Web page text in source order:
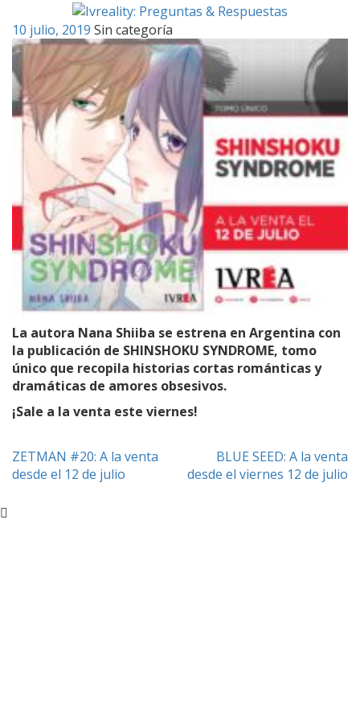
content
10 julio, 2019 Sin categoría
La autora Nana Shiiba se estrena en Argentina con
la publicación de SHINSHOKU SYNDROME, tomo
único que recopila historias cortas románticas y
dramáticas de amores obsesivos.
¡Sale a la venta este viernes!
Navegación
de
ZETMAN #20: A la venta
desde el 12 de julio
BLUE SEED: A la venta
desde el viernes 12 de julio